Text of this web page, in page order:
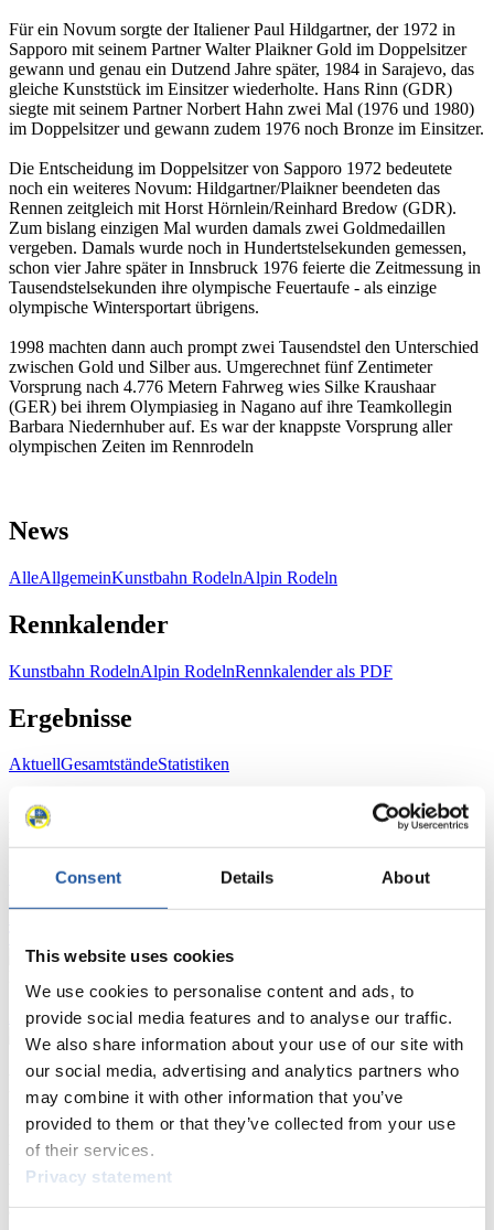
Consent Details About
This website uses cookies
We use cookies to personalise content and ads, to
provide social media features and to analyse our traffic.
We also share information about your use of our site with
our social media, advertising and analytics partners who
may combine it with other information that you’ve
provided to them or that they’ve collected from your use
of their services.
Privacy statement
Für ein Novum sorgte der Italiener Paul Hildgartner, der 1972 in
Sapporo mit seinem Partner Walter Plaikner Gold im Doppelsitzer
gewann und genau ein Dutzend Jahre später, 1984 in Sarajevo, das
gleiche Kunststück im Einsitzer wiederholte. Hans Rinn (GDR)
siegte mit seinem Partner Norbert Hahn zwei Mal (1976 und 1980)
im Doppelsitzer und gewann zudem 1976 noch Bronze im Einsitzer.
Die Entscheidung im Doppelsitzer von Sapporo 1972 bedeutete
noch ein weiteres Novum: Hildgartner/Plaikner beendeten das
Rennen zeitgleich mit Horst Hörnlein/Reinhard Bredow (GDR).
Zum bislang einzigen Mal wurden damals zwei Goldmedaillen
vergeben. Damals wurde noch in Hundertstelsekunden gemessen,
schon vier Jahre später in Innsbruck 1976 feierte die Zeitmessung in
Tausendstelsekunden ihre olympische Feuertaufe - als einzige
olympische Wintersportart übrigens.
1998 machten dann auch prompt zwei Tausendstel den Unterschied
zwischen Gold und Silber aus. Umgerechnet fünf Zentimeter
Vorsprung nach 4.776 Metern Fahrweg wies Silke Kraushaar
(GER) bei ihrem Olympiasieg in Nagano auf ihre Teamkollegin
Barbara Niedernhuber auf. Es war der knappste Vorsprung aller
olympischen Zeiten im Rennrodeln
News
AlleAllgemeinKunstbahn RodelnAlpin Rodeln
Rennkalender
Kunstbahn RodelnAlpin RodelnRennkalender als PDF
Ergebnisse
AktuellGesamtständeStatistiken
FIL LIVE TV
Live StreamingKunstbahn RodelnLive Streaming Alpin
Zielgruppen Anzeigen
Für Presse- und Medienvertreter
Hier finden Sie Informationen für Presse- und Medienvertreter. Sie
haben Zugriff auf Athletenbiographien und Informationen zu
Wettkämpfen. Außerdem können Sie Ihre Medienakkreditierung
beantragen, die Grundregeln des Rennrodelsports einsehen und
allgemeine Neuigkeiten einholen.